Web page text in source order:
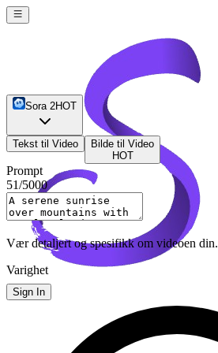
Sign In
Sora 2HOT
Tekst til Video
Bilde til Video
HOT
Prompt
51/5000
Vær detaljert og spesifikk om videoen din.
Varighet